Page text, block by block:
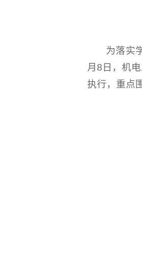
为落实
月8日，机
执行，重点